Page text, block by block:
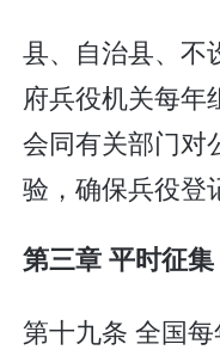
县、自治县、不
府兵役机关每年
会同有关部门对
验，确保兵役登
第三章 平时征集
第十九条 全国